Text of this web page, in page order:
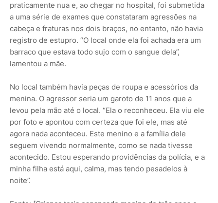
praticamente nua e, ao chegar no hospital, foi submetida
a uma série de exames que constataram agressões na
cabeça e fraturas nos dois braços, no entanto, não havia
registro de estupro. “O local onde ela foi achada era um
barraco que estava todo sujo com o sangue dela”,
lamentou a mãe.
No local também havia peças de roupa e acessórios da
menina. O agressor seria um garoto de 11 anos que a
levou pela mão até o local. “Ela o reconheceu. Ela viu ele
por foto e apontou com certeza que foi ele, mas até
agora nada aconteceu. Este menino e a família dele
seguem vivendo normalmente, como se nada tivesse
acontecido. Estou esperando providências da polícia, e a
minha filha está aqui, calma, mas tendo pesadelos à
noite”.